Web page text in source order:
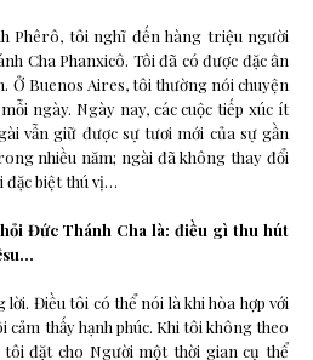
Phêrô, tôi nghĩ đến hàng triệu người
Cha Phanxicô. Tôi đã có được đặc ân
Ở Buenos Aires, tôi thường nói chuyện
ngày. Ngày nay, các cuộc tiếp xúc ít
vẫn giữ được sự tươi mới của sự gần
nhiều năm; ngài đã không thay đổi
đặc biệt thú vị…
Đức Thánh Cha là: điều gì thu hút
lời. Điều tôi có thể nói là khi hòa hợp với
cảm thấy hạnh phúc. Khi tôi không theo
đặt cho Người một thời gian cụ thể